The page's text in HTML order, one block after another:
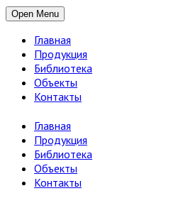
Open Menu
Главная
Продукция
Библиотека
Объекты
Контакты
Главная
Продукция
Библиотека
Объекты
Контакты